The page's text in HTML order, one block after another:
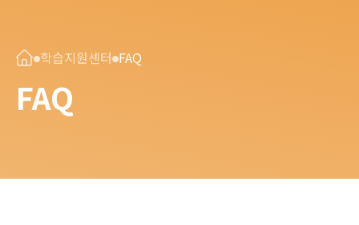
학습지원센터 FAQ
FAQ